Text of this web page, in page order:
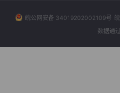
皖公网安备 34019202002109号
数据通